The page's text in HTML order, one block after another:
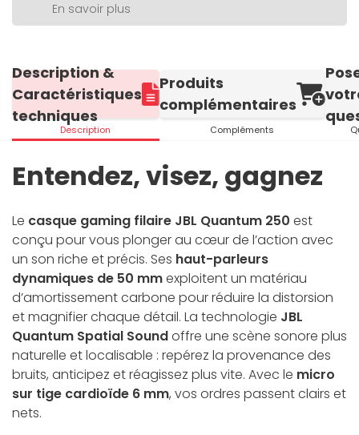
En savoir plus
Description &
Caractéristiques
techniques
Description
Produits
complémentaires
Compléments
Entendez, visez, gagnez
Le casque gaming filaire JBL Quantum 250 est
conçu pour vous plonger au cœur de l’action avec
un son riche et précis. Ses haut-parleurs
dynamiques de 50 mmexploitent un matériau
d’amortissement carbone pour réduire la distorsion
et magnifier chaque détail. La technologie JBL
Quantum Spatial Soundoffre une scène sonore plus
naturelle et localisable : repérez la provenance des
bruits, anticipez et réagissez plus vite. Avec le micro
sur tige cardioïde 6 mm, vos ordres passent clairs et
nets.